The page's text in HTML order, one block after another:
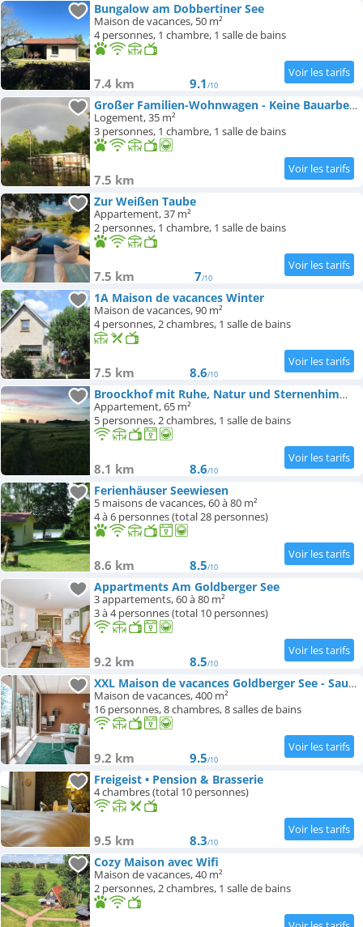
Bungalow am Dobbertiner See
Maison de vacances, 50 m²
4 personnes, 1 chambre, 1 salle de bains
7.4 km 9.1/10
Großer Familien-Wohnwagen - Keine Bauarbeiter-Unterkunft!
Logement, 35 m²
3 personnes, 1 chambre, 1 salle de bains
7.5 km
Zur Weißen Taube
Appartement, 37 m²
2 personnes, 1 chambre, 1 salle de bains
7.5 km 7/10
1A Maison de vacances Winter
Maison de vacances, 90 m²
4 personnes, 2 chambres, 1 salle de bains
7.5 km 8.6/10
Broockhof mit Ruhe, Natur und Sternenhimmel
Appartement, 65 m²
5 personnes, 2 chambres, 1 salle de bains
8.1 km 8.6/10
Ferienhäuser Seewiesen
5 maisons de vacances, 60 à 80 m²
4 à 6 personnes (total 28 personnes)
8.6 km 8.5/10
Appartments Am Goldberger See
3 appartements, 60 à 80 m²
3 à 4 personnes (total 10 personnes)
9.2 km 8.5/10
XXL Maison de vacances Goldberger See - Sauna - 16 Personen
Maison de vacances, 400 m²
16 personnes, 8 chambres, 8 salles de bains
9.2 km 9.5/10
Freigeist • Pension & Brasserie
4 chambres (total 10 personnes)
9.5 km 8.3/10
Cozy Maison avec Wifi
Maison de vacances, 40 m²
2 personnes, 2 chambres, 1 salle de bains